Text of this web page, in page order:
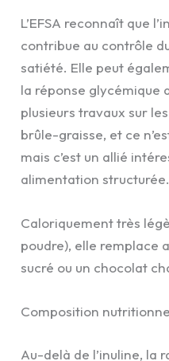
L’EFSA reconnaît que
contribue au contrôle
satiété. Elle peut
la réponse glycémique
plusieurs travaux sur
brûle-graisse, et ce
mais c’est un allié
alimentation structurée.
Caloriquement très
poudre), elle remplace
sucré ou un chocolat
Composition
Au-delà de l’inuline, la